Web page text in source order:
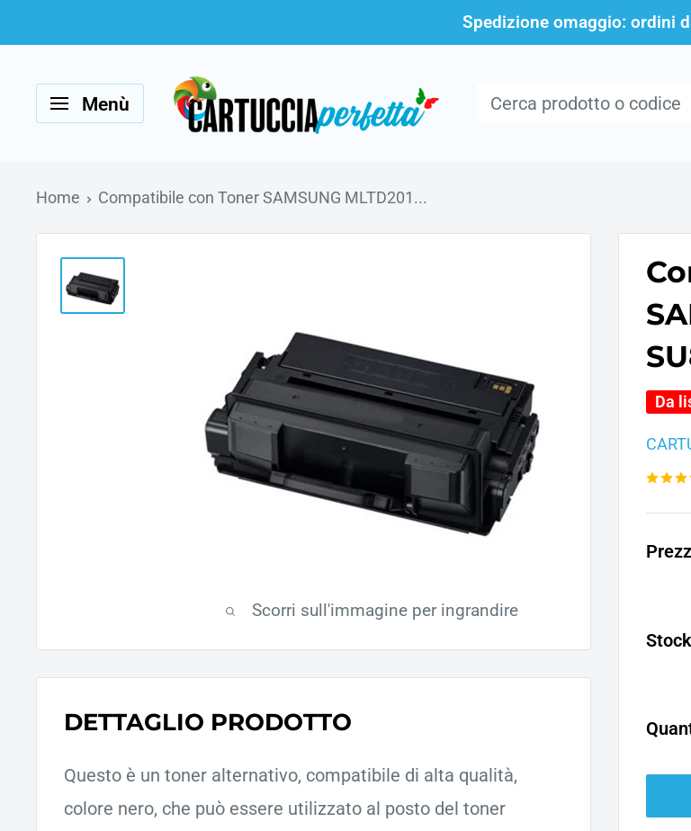
al
contenuto
Spedizione omaggio: ordini
Menù
Cartucciaperfetta
Home Compatibile con Toner SAMSUNG MLTD201...
Scorri sull'immagine per ingrandire
Da
DETTAGLIO PRODOTTO
Questo è un toner alternativo, compatibile di alta qualità,
colore nero, che può essere utilizzato al posto del toner